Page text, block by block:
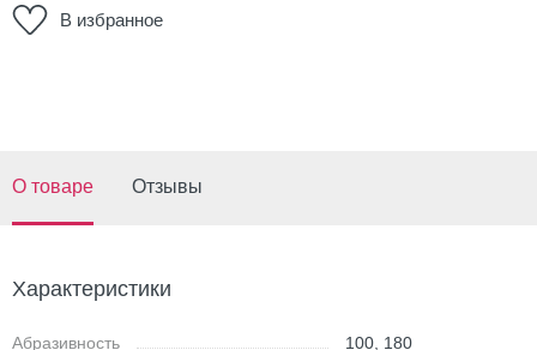
В избранное
О товаре Отзывы
Характеристики
Абразивность 100, 180